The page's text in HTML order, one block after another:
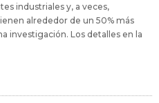
industriales y, a veces,
alrededor de un 50% más
investigación. Los detalles en la